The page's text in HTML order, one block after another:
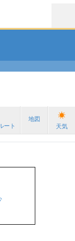
ート
地図
天気